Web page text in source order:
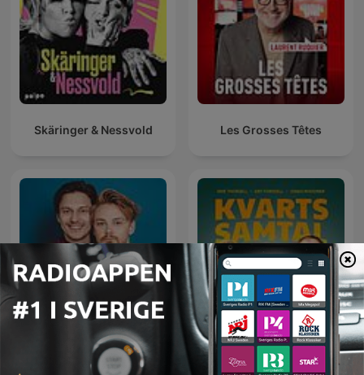
Skäringer & Nessvold Les Grosses Têtes
VAFALLS
Kvartssamtal med Gry &
Morgongänget